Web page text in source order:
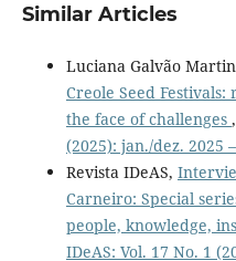
Similar Articles
Luciana Galvão
Creole Seed
the face of challenges ,
(2025): jan./dez. 2025
Revista IDeAS,
Carneiro: Special
people, knowledge,
IDeAS: Vol. 17 No. 1